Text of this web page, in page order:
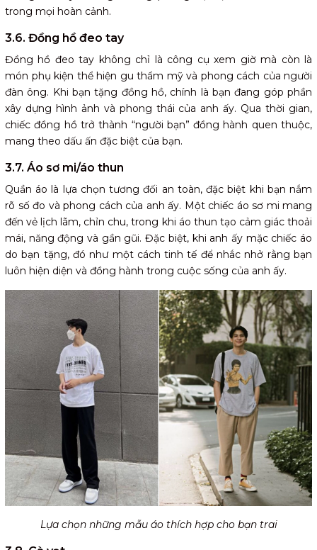
trong mọi hoàn cảnh.
3.6. Đồng hồ đeo tay
Đồng hồ đeo tay không chỉ là công cụ xem giờ mà còn là
món phụ kiện thể hiện gu thẩm mỹ và phong cách của người
đàn ông. Khi bạn tặng đồng hồ, chính là bạn đang góp phần
xây dựng hình ảnh và phong thái của anh ấy. Qua thời gian,
chiếc đồng hồ trở thành “người bạn” đồng hành quen thuộc,
mang theo dấu ấn đặc biệt của bạn.
3.7. Áo sơ mi/áo thun
Quần áo là lựa chọn tương đối an toàn, đặc biệt khi bạn nắm
rõ số đo và phong cách của anh ấy. Một chiếc áo sơ mi mang
đến vẻ lịch lãm, chỉn chu, trong khi áo thun tạo cảm giác thoải
mái, năng động và gần gũi. Đặc biệt, khi anh ấy mặc chiếc áo
do bạn tặng, đó như một cách tinh tế để nhắc nhở rằng bạn
luôn hiện diện và đồng hành trong cuộc sống của anh ấy.
Lựa chọn những mẫu áo thích hợp cho bạn trai